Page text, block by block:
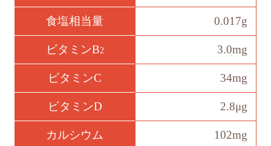
食塩相当量 0.017g
ビタミンB2 3.0mg
ビタミンC 34mg
ビタミンD 2.8μg
カルシウム 102mg